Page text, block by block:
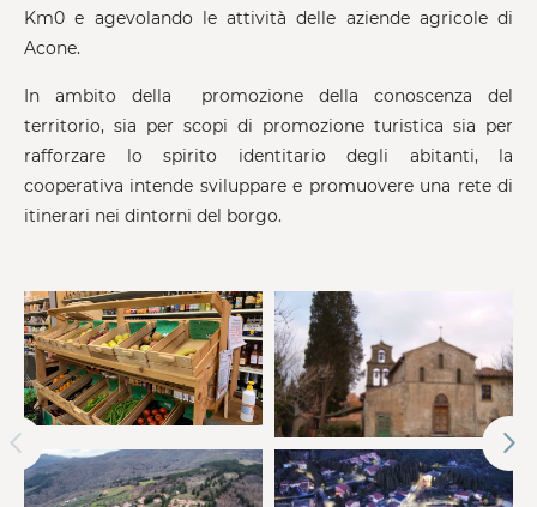
Km0 e agevolando le attività delle aziende agricole di
Acone.
In ambito della promozione della conoscenza del
territorio, sia per scopi di promozione turistica sia per
rafforzare lo spirito identitario degli abitanti, la
cooperativa intende sviluppare e promuovere una rete di
itinerari nei dintorni del borgo.